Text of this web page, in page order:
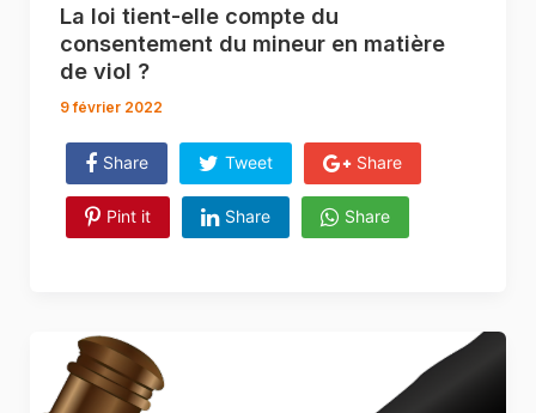
La loi tient-elle compte du
consentement du mineur en matière
de viol ?
9 février 2022
Share Tweet Share
Pint it Share Share